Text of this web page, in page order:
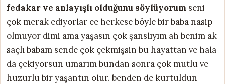
fedakar ve anlayışlı olduğunu söylüyorum seni
çok merak ediyorlar ee herkese böyle bir baba nasip
olmuyor dimi ama yaşasın çok şanslıyım ah benim ak
saçlı babam sende çok çekmişsin bu hayattan ve hala
da çekiyorsun umarım bundan sonra çok mutlu ve
huzurlu bir yaşantın olur. benden de kurtuldun